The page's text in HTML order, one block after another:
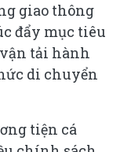
giao thông
đẩy mục tiêu
tải hành
di chuyển
tiện cá